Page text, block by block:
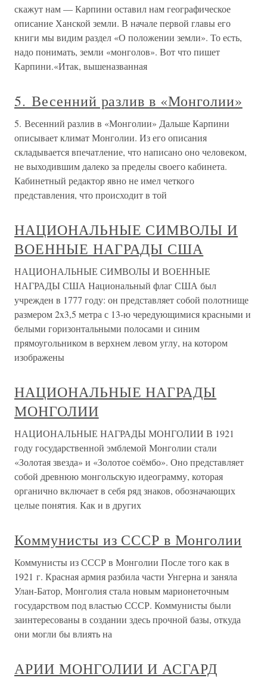
скажут нам — Карпини оставил нам географическое
описание Ханской земли. В начале первой главы его
книги мы видим раздел «О положении земли». То есть,
надо понимать, земли «монголов». Вот что пишет
Карпини.«Итак, вышеназванная
5. Весенний разлив в «Монголии»
5. Весенний разлив в «Монголии» Дальше Карпини
описывает климат Монголии. Из его описания
складывается впечатление, что написано оно человеком,
не выходившим далеко за пределы своего кабинета.
Кабинетный редактор явно не имел четкого
представления, что происходит в той
НАЦИОНАЛЬНЫЕ СИМВОЛЫ И
ВОЕННЫЕ НАГРАДЫ США
НАЦИОНАЛЬНЫЕ СИМВОЛЫ И ВОЕННЫЕ
НАГРАДЫ США Национальный флаг США был
учрежден в 1777 году: он представляет собой полотнище
размером 2x3,5 метра с 13-ю чередующимися красными и
белыми горизонтальными полосами и синим
прямоугольником в верхнем левом углу, на котором
изображены
НАЦИОНАЛЬНЫЕ НАГРАДЫ
МОНГОЛИИ
НАЦИОНАЛЬНЫЕ НАГРАДЫ МОНГОЛИИ В 1921
году государственной эмблемой Монголии стали
«Золотая звезда» и «Золотое соёмбо». Оно представляет
собой древнюю монгольскую идеограмму, которая
органично включает в себя ряд знаков, обозначающих
целые понятия. Как и в других
Коммунисты из СССР в Монголии
Коммунисты из СССР в Монголии После того как в
1921 г. Красная армия разбила части Унгерна и заняла
Улан-Батор, Монголия стала новым марионеточным
государством под властью СССР. Коммунисты были
заинтересованы в создании здесь прочной базы, откуда
они могли бы влиять на
АРИИ МОНГОЛИИ И АСГАРД